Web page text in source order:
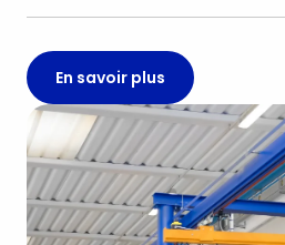
En savoir plus